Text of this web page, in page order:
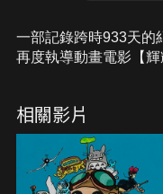
一部記錄跨時933天的
再度執導動畫電影【
移動，為了實現這一
新的第七工作室，並
相關影片